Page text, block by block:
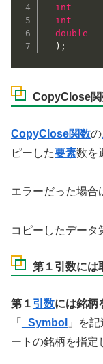
int
int
double
) ;
CopyClose関
CopyClose関数の
ピーした要素数を
エラーだった場合
コピーしたデータ
第１引数には
第１ 引数には銘柄
「
_Symbol 」を
ートの銘柄を指定